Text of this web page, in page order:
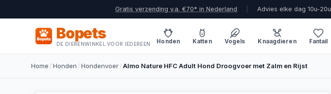
Gratis verzending v.a. €70* in Nederland Advies elke dag 10u-20u
Bopets
DE DIERENWINKEL VOOR IEDEREEN Honden Katten Vogels Knaagdieren Fantail
Home /Honden /Hondenvoer/Almo Nature HFC Adult Hond Droogvoer met Zalm en Rijst